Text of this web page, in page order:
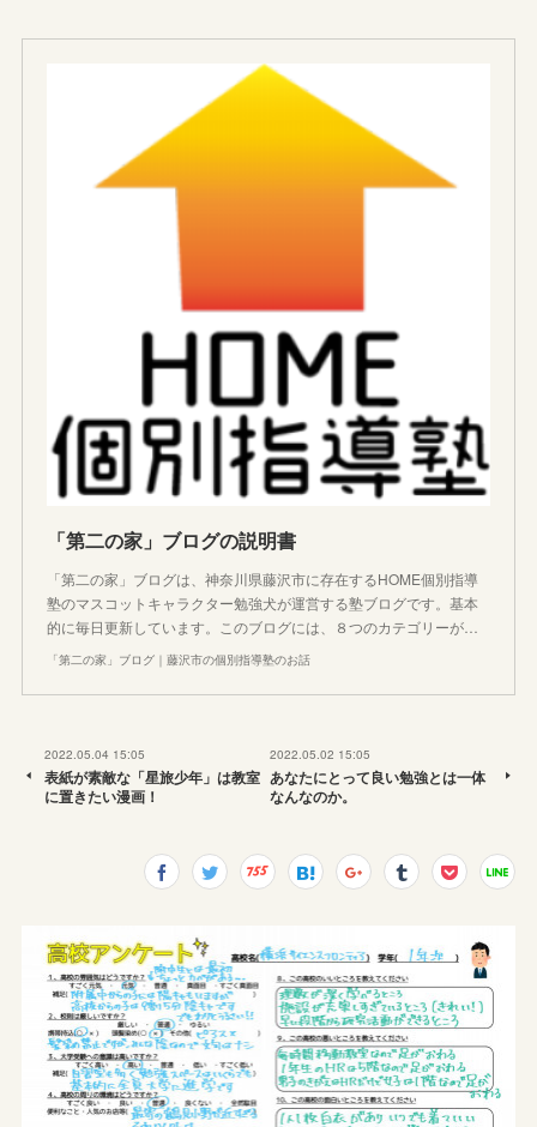
「第二の家」ブログの説明書
「第二の家」ブログは、神奈川県藤沢市に存在するHOME個別指導
塾のマスコットキャラクター勉強犬が運営する塾ブログです。基本
的に毎日更新しています。このブログには、８つのカテゴリーが…
「第二の家」ブログ｜藤沢市の個別指導塾のお話
2022.05.04 15:05
表紙が素敵な「星旅少年」は教室
に置きたい漫画！
2022.05.02 15:05
あなたにとって良い勉強とは一体
なんなのか。